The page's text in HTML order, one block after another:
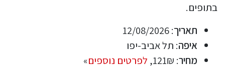
בתופים.
תאריך: 12/08/2026
איפה: תל אביב-יפו
מחיר: 121₪, לפרטים נוספים»